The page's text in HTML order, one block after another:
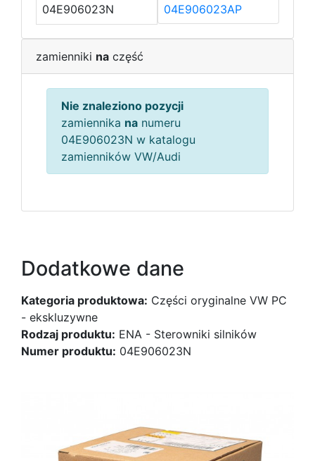
04E906023N 04E906023AP
zamienniki na część
Nie znaleziono pozycji
zamiennika na numeru
04E906023N w katalogu
zamienników VW/Audi
Dodatkowe dane
Kategoria produktowa: Części oryginalne VW PC
- ekskluzywne
Rodzaj produktu: ENA - Sterowniki silników
Numer produktu: 04E906023N